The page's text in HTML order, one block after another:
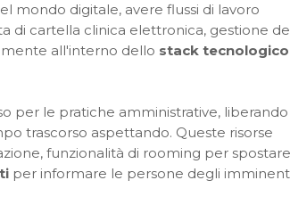
mondo digitale, avere flussi di lavoro
di cartella clinica elettronica, gestione
all'interno dello stack tecnologico
per le pratiche amministrative, liberando
trascorso aspettando. Queste risorse
funzionalità di rooming per
per informare le persone degli